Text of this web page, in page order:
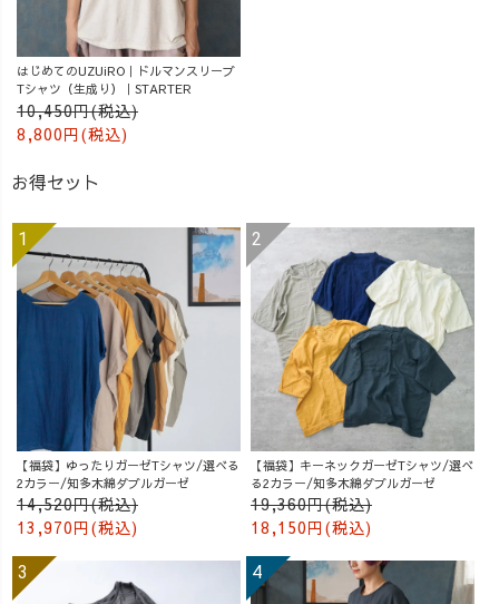
はじめてのUZUiRO｜ドルマンスリーブ
Tシャツ（生成り）｜STARTER
10,450円(税込)
8,800円(税込)
お得セット
【福袋】ゆったりガーゼTシャツ/選べる
2カラー/知多木綿ダブルガーゼ
14,520円(税込)
13,970円(税込)
【福袋】キーネックガーゼTシャツ/選べ
る2カラー/知多木綿ダブルガーゼ
19,360円(税込)
18,150円(税込)